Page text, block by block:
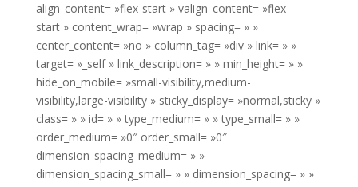
align_content= »flex-start » valign_content= »flex-
start » content_wrap= »wrap » spacing= » »
center_content= »no » column_tag= »div » link= » »
target= »_self » link_description= » » min_height= » »
hide_on_mobile= »small-visibility,medium-
visibility,large-visibility » sticky_display= »normal,sticky »
class= » » id= » » type_medium= » » type_small= » »
order_medium= »0″ order_small= »0″
dimension_spacing_medium= » »
dimension_spacing_small= » » dimension_spacing= » »